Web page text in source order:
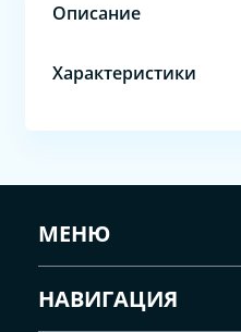
Описание
Характеристики
МЕНЮ
НАВИГАЦИЯ